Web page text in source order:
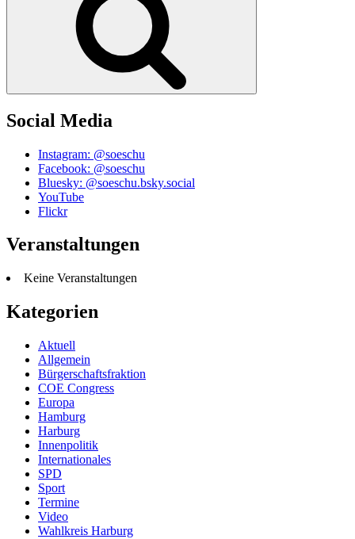
Social Media
Instagram: @soeschu
Facebook: @soeschu
Bluesky: @soeschu.bsky.social
YouTube
Flickr
Veranstaltungen
Keine Veranstaltungen
Kategorien
Aktuell
Allgemein
Bürgerschaftsfraktion
COE Congress
Europa
Hamburg
Harburg
Innenpolitik
Internationales
SPD
Sport
Termine
Video
Wahlkreis Harburg